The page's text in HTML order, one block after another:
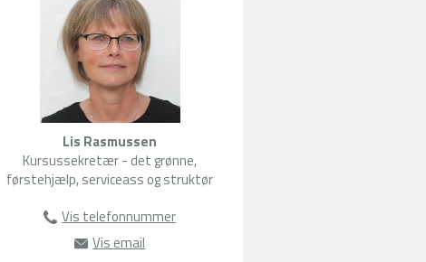
Lis Rasmussen
Kursussekretær - det grønne,
førstehjælp, serviceass og struktør
Vis telefonnummer
63135104
Vis emaillr@amu-fyn.dk